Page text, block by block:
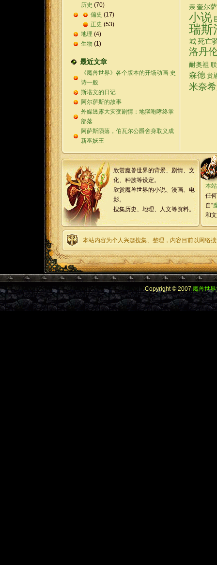
历史 (70)
偏史 (17)
正史 (53)
地理 (4)
生物 (1)
最近文章
《魔兽世界》各个版本的开场动画-史
诗一般
斯塔文的日记
阿尔萨斯的故事
外媒透露大灾变剧情：地狱咆哮终掌
部落
阿萨斯陨落，伯瓦尔公爵舍身取义成
新巫妖王
亲 奎尔
小说
瑞斯
城死亡
洛丹
耐奥祖
森德 贵
米奈
欣赏魔兽世界的背景、剧情、文
化、种族等设定。
欣赏魔兽世界的小说、漫画、电
影。
搜集历史、地理、人文等资料。
本站
任
自“
和
本站内容为个人兴趣搜集、整理，内容目前以网络
Copyright © 2007魔兽世